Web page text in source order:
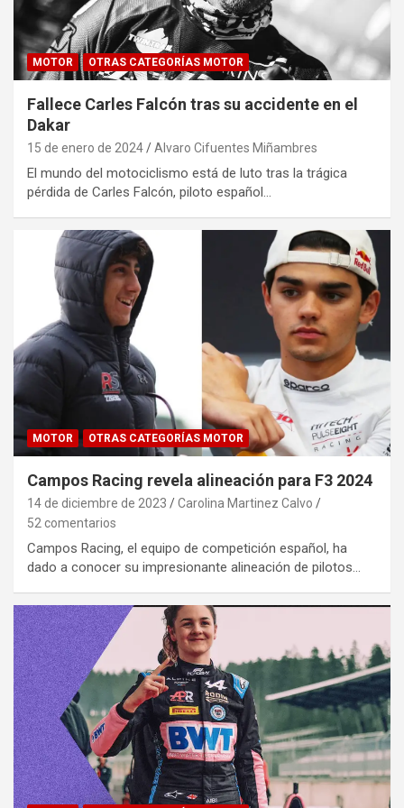
MOTOR OTRAS CATEGORÍAS MOTOR
Fallece Carles Falcón tras su accidente en el
Dakar
15 de enero de 2024 Alvaro Cifuentes Miñambres
El mundo del motociclismo está de luto tras la trágica
pérdida de Carles Falcón, piloto español…
MOTOR OTRAS CATEGORÍAS MOTOR
Campos Racing revela alineación para F3 2024
14 de diciembre de 2023
Carolina Martinez Calvo
52 comentarios
Campos Racing, el equipo de competición español, ha
dado a conocer su impresionante alineación de pilotos…